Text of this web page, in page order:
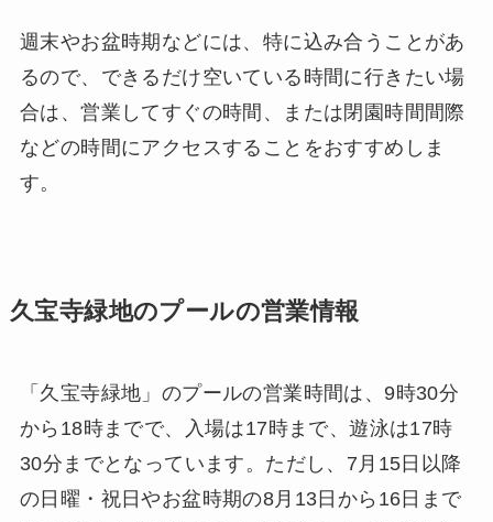
週末やお盆時期などには、特に込み合うことがあ
るので、できるだけ空いている時間に行きたい場
合は、営業してすぐの時間、または閉園時間間際
などの時間にアクセスすることをおすすめしま
す。
久宝寺緑地のプールの営業情報
「久宝寺緑地」のプールの営業時間は、9時30分
から18時までで、入場は17時まで、遊泳は17時
30分までとなっています。ただし、7月15日以降
の日曜・祝日やお盆時期の8月13日から16日まで